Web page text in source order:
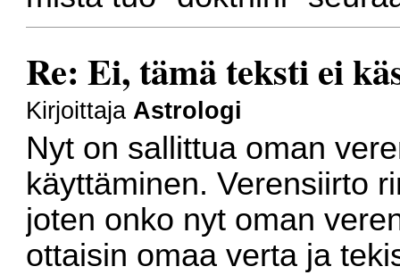
Re: Ei, tämä teksti ei
Kirjoittaja Astrologi
Nyt on sallittua oman
käyttäminen. Verensiirto
joten onko nyt oman
ottaisin omaa verta ja